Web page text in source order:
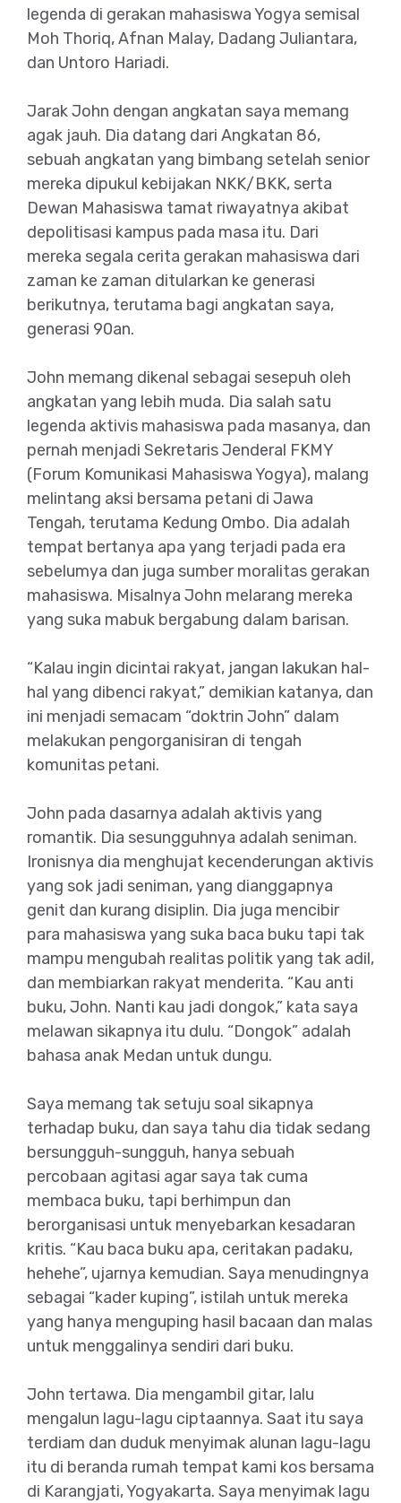
legenda di gerakan mahasiswa Yogya semisal
Moh Thoriq, Afnan Malay, Dadang Juliantara,
dan Untoro Hariadi.
Jarak John dengan angkatan saya memang
agak jauh. Dia datang dari Angkatan 86,
sebuah angkatan yang bimbang setelah senior
mereka dipukul kebijakan NKK/BKK, serta
Dewan Mahasiswa tamat riwayatnya akibat
depolitisasi kampus pada masa itu. Dari
mereka segala cerita gerakan mahasiswa dari
zaman ke zaman ditularkan ke generasi
berikutnya, terutama bagi angkatan saya,
generasi 90an.
John memang dikenal sebagai sesepuh oleh
angkatan yang lebih muda. Dia salah satu
legenda aktivis mahasiswa pada masanya, dan
pernah menjadi Sekretaris Jenderal FKMY
(Forum Komunikasi Mahasiswa Yogya), malang
melintang aksi bersama petani di Jawa
Tengah, terutama Kedung Ombo. Dia adalah
tempat bertanya apa yang terjadi pada era
sebelumya dan juga sumber moralitas gerakan
mahasiswa. Misalnya John melarang mereka
yang suka mabuk bergabung dalam barisan.
“Kalau ingin dicintai rakyat, jangan lakukan hal-
hal yang dibenci rakyat,” demikian katanya, dan
ini menjadi semacam “doktrin John” dalam
melakukan pengorganisiran di tengah
komunitas petani.
John pada dasarnya adalah aktivis yang
romantik. Dia sesungguhnya adalah seniman.
Ironisnya dia menghujat kecenderungan aktivis
yang sok jadi seniman, yang dianggapnya
genit dan kurang disiplin. Dia juga mencibir
para mahasiswa yang suka baca buku tapi tak
mampu mengubah realitas politik yang tak adil,
dan membiarkan rakyat menderita. “Kau anti
buku, John. Nanti kau jadi dongok,” kata saya
melawan sikapnya itu dulu. “Dongok” adalah
bahasa anak Medan untuk dungu.
Saya memang tak setuju soal sikapnya
terhadap buku, dan saya tahu dia tidak sedang
bersungguh-sungguh, hanya sebuah
percobaan agitasi agar saya tak cuma
membaca buku, tapi berhimpun dan
berorganisasi untuk menyebarkan kesadaran
kritis. “Kau baca buku apa, ceritakan padaku,
hehehe”, ujarnya kemudian. Saya menudingnya
sebagai “kader kuping”, istilah untuk mereka
yang hanya menguping hasil bacaan dan malas
untuk menggalinya sendiri dari buku.
John tertawa. Dia mengambil gitar, lalu
mengalun lagu-lagu ciptaannya. Saat itu saya
terdiam dan duduk menyimak alunan lagu-lagu
itu di beranda rumah tempat kami kos bersama
di Karangjati, Yogyakarta. Saya menyimak lagu